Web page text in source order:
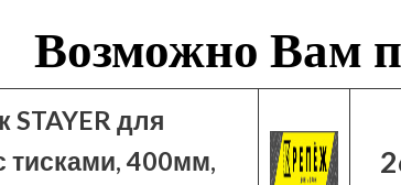
Возможно Вам
STAYER для
тисками, 400мм,